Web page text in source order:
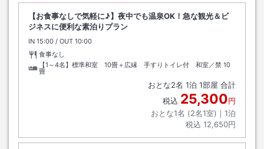
【お食事なしで気軽に♪】夜中でも温泉OK！急な観光＆ビ
ジネスに便利な素泊りプラン
IN チェックイン
15:00 / OUT チェックアウト
10:00
食事なし
【1～4名】標準和室 10畳＋広縁 手すりトイレ付 和室／禁 10
畳
おとな2名 1泊 1部屋 合計
税込 25,300円
おとな1名 (2名1室)｜ 1泊
税込 12,650円